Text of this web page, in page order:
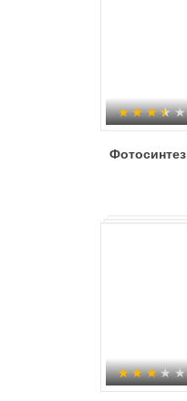
Фотосинтез